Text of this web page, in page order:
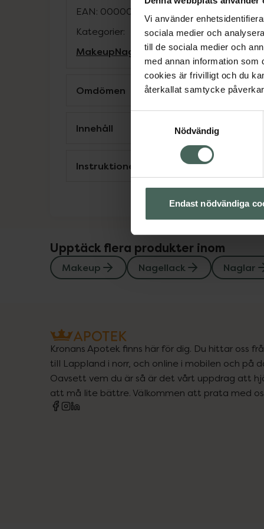
Vi använder
sociala medier och
till de sociala medier och
med annan information som
cookies är frivilligt och du
återkallat samtycke
Nödvändig
Endast nödvändiga
EAN: 00000073201915
Kategorier:
MakeupNagellackNaglarNaglar
Omdömen
Innehåll
Instruktioner
Upptäck flera produkter inom
Makeup Nagellack Naglar
Kronans Apotek finns här för dig. Du hittar oss
till Lappland i norr, och online i mobilen och på
Oavsett vem du är så är det vårt uppdrag att
att må lite bättre. Välkommen att prata med